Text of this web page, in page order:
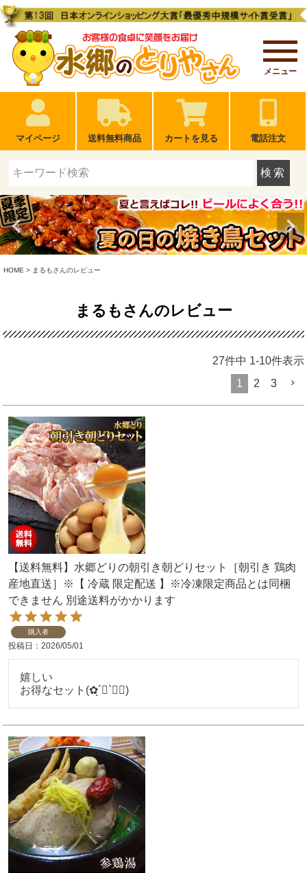
メニュー
マイページ 送料無料商品 カートを見る 電話注文
検索
HOME まるもさんのレビュー
まるもさんのレビュー
27件中 1-10件表示
1
2 3
【送料無料】水郷どりの朝引き朝どりセット［朝引き 鶏肉
産地直送］※【 冷蔵 限定配送 】※冷凍限定商品とは同梱
できません 別途送料がかかります
購入者
投稿日 2026/05/01
嬉しい